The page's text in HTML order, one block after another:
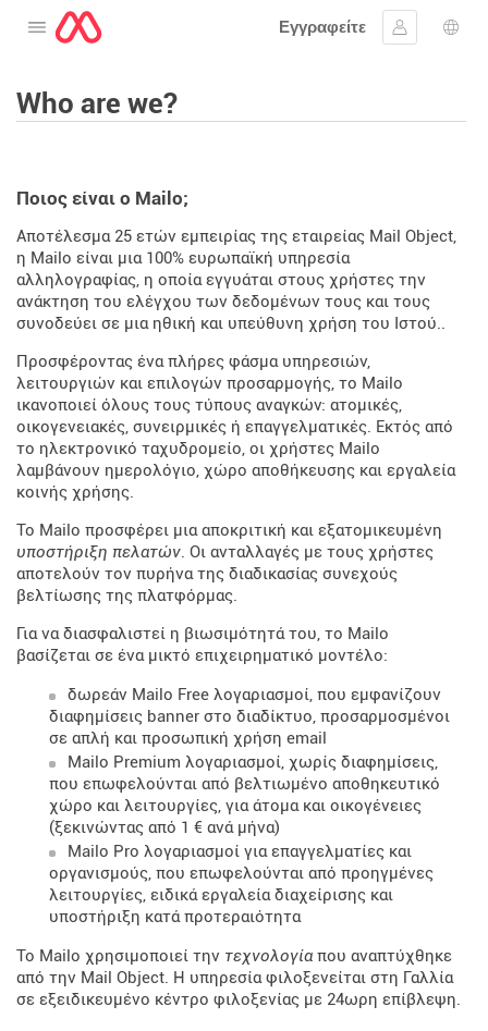
Ανοίξτε το μενού
Εγγραφείτε
Συνδεθείτε
Who are we?
Ποιος είναι ο Mailo;
Αποτέλεσμα 25 ετών εμπειρίας της εταιρείας Mail Object,
η Mailo είναι μια 100% ευρωπαϊκή υπηρεσία
αλληλογραφίας, η οποία εγγυάται στους χρήστες την
ανάκτηση του ελέγχου των δεδομένων τους και τους
συνοδεύει σε μια ηθική και υπεύθυνη χρήση του Ιστού..
Προσφέροντας ένα πλήρες φάσμα υπηρεσιών,
λειτουργιών και επιλογών προσαρμογής, το Mailo
ικανοποιεί όλους τους τύπους αναγκών: ατομικές,
οικογενειακές, συνειρμικές ή επαγγελματικές. Εκτός από
το ηλεκτρονικό ταχυδρομείο, οι χρήστες Mailo
λαμβάνουν ημερολόγιο, χώρο αποθήκευσης και εργαλεία
κοινής χρήσης.
Το Mailo προσφέρει μια αποκριτική και εξατομικευμένη
υποστήριξη πελατών. Οι ανταλλαγές με τους χρήστες
αποτελούν τον πυρήνα της διαδικασίας συνεχούς
βελτίωσης της πλατφόρμας.
Για να διασφαλιστεί η βιωσιμότητά του, το Mailo
βασίζεται σε ένα μικτό επιχειρηματικό μοντέλο:
δωρεάν Mailo Free λογαριασμοί, που εμφανίζουν
διαφημίσεις banner στο διαδίκτυο, προσαρμοσμένοι
σε απλή και προσωπική χρήση email
Mailo Premium λογαριασμοί, χωρίς διαφημίσεις,
που επωφελούνται από βελτιωμένο αποθηκευτικό
χώρο και λειτουργίες, για άτομα και οικογένειες
(ξεκινώντας από 1 € ανά μήνα)
Mailo Pro λογαριασμοί για επαγγελματίες και
οργανισμούς, που επωφελούνται από προηγμένες
λειτουργίες, ειδικά εργαλεία διαχείρισης και
υποστήριξη κατά προτεραιότητα
Το Mailo χρησιμοποιεί την τεχνολογία που αναπτύχθηκε
από την Mail Object. Η υπηρεσία φιλοξενείται στη Γαλλία
σε εξειδικευμένο κέντρο φιλοξενίας με 24ωρη επίβλεψη.